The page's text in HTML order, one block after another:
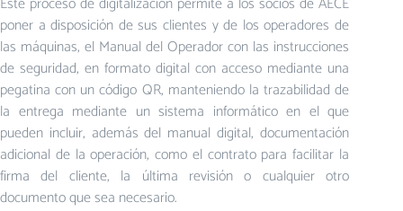
poner a disposición de sus clientes y de los operadores de
las máquinas, el Manual del Operador con las instrucciones
de seguridad, en formato digital con acceso mediante una
pegatina con un código QR, manteniendo la trazabilidad de
la entrega mediante un sistema informático en el que
pueden incluir, además del manual digital, documentación
adicional de la operación, como el contrato para facilitar la
firma del cliente, la última revisión o cualquier otro
documento que sea necesario.